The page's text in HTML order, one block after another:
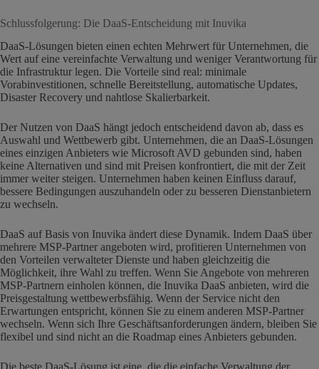
Schlussfolgerung: Die DaaS-Entscheidung mit Inuvika
DaaS-Lösungen bieten einen echten Mehrwert für Unternehmen, die
Wert auf eine vereinfachte Verwaltung und weniger Verantwortung für
die Infrastruktur legen. Die Vorteile sind real: minimale
Vorabinvestitionen, schnelle Bereitstellung, automatische Updates,
Disaster Recovery und nahtlose Skalierbarkeit.
Der Nutzen von DaaS hängt jedoch entscheidend davon ab, dass es
Auswahl und Wettbewerb gibt. Unternehmen, die an DaaS-Lösungen
eines einzigen Anbieters wie Microsoft AVD gebunden sind, haben
keine Alternativen und sind mit Preisen konfrontiert, die mit der Zeit
immer weiter steigen. Unternehmen haben keinen Einfluss darauf,
bessere Bedingungen auszuhandeln oder zu besseren Dienstanbietern
zu wechseln.
DaaS auf Basis von Inuvika ändert diese Dynamik. Indem DaaS über
mehrere MSP-Partner angeboten wird, profitieren Unternehmen von
den Vorteilen verwalteter Dienste und haben gleichzeitig die
Möglichkeit, ihre Wahl zu treffen. Wenn Sie Angebote von mehreren
MSP-Partnern einholen können, die Inuvika DaaS anbieten, wird die
Preisgestaltung wettbewerbsfähig. Wenn der Service nicht den
Erwartungen entspricht, können Sie zu einem anderen MSP-Partner
wechseln. Wenn sich Ihre Geschäftsanforderungen ändern, bleiben Sie
flexibel und sind nicht an die Roadmap eines Anbieters gebunden.